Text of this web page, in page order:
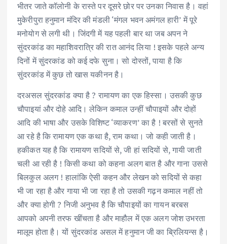
भीतर जाते कॉलोनी के रास्ते पर दूसरे छोर पर उनका निवास है। वहां
मुकेरीपुरा हनुमान मंदिर की मंडली ‘मंगल भवन अमंगल हारी’ में पूरे
मनोयोग से लगी थी। जिंदगी में यह पहली बार था जब अपन ने
सुंदरकांड का महाशिवरात्रि की रात आनंद लिया ! इसके पहले अन्य
दिनों में सुंदरकांड को कई दफे सुना। सो दोस्तों, पाया है कि
सुंदरकांड में कुछ तो खास यकीनन है।
दरअसल सुंदरकांड क्या है ? रामायण का एक हिस्सा। उसकी कुछ
चौपाइयां और दोहे आदि। लेकिन कमाल उन्हीं चौपाइयों और दोहों
आदि की भाषा और उसके विशिष्ट ‘व्याकरण’ का है ! बरसों से सुनते
आ रहे है कि रामायण एक कथा है, राम कथा। जो कही जाती है।
हकीकत यह है कि रामायण सदियों से, जी हां सदियों से, गायी जाती
चली आ रही है ! किसी कथा को कहना अलग बात है और गाना उससे
बिलकुल अलग ! हालांकि ऐसी कहन और लेखन को सदियों से कहा
भी जा रहा है और गाया भी जा रहा है तो उसकी गढ़न कमाल नहीं तो
और क्या होगी ? निजी अनुभव है कि चौपाइयों का गायन बरबस
आपको अपनी तरफ खींचता है और माहौल में एक अलग जोश उभरता
मालूम होता है। यों सुंदरकांड असल में हनुमान जी का ब्रिलियन्स है।